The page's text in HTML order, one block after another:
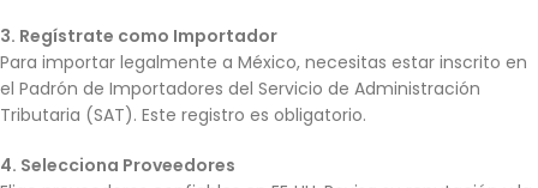
3. Regístrate como Importador
Para importar legalmente a México, necesitas estar inscrito en
el Padrón de Importadores del Servicio de Administración
Tributaria (SAT). Este registro es obligatorio.
4. Selecciona Proveedores